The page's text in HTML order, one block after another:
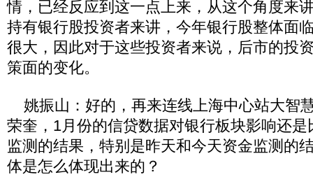
情，已经反应到这一点上来，从这个角度来
持有银行股投资者来讲，今年银行股整体面
很大，因此对于这些投资者来说，后市的投
策面的变化。
姚振山：好的，再来连线上海中心站大智
荣奎，1月份的信贷数据对银行板块影响还
监测的结果，特别是昨天和今天资金监测的
体是怎么体现出来的？